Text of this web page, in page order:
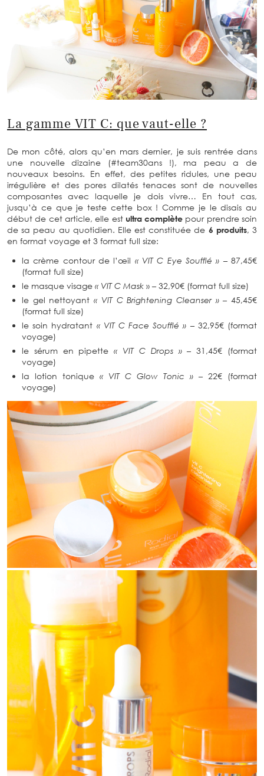
La gamme VIT C: que vaut-elle ?
De mon côté, alors qu’en mars dernier, je suis rentrée dans
une nouvelle dizaine (#team30ans !), ma peau a de
nouveaux besoins. En effet, des petites ridules, une peau
irrégulière et des pores dilatés tenaces sont de nouvelles
composantes avec laquelle je dois vivre… En tout cas,
jusqu’à ce que je teste cette box ! Comme je le disais au
début de cet article, elle est ultra complète pour prendre soin
de sa peau au quotidien. Elle est constituée de 6 produits, 3
en format voyage et 3 format full size:
la crème contour de l’œil « VIT C Eye Soufflé » – 87,45€
(format full size)
le masque visage « VIT C Mask » – 32,90€ (format full size)
le gel nettoyant« VIT C Brightening Cleanser »– 45,45€
(format full size)
le soin hydratant « VIT C Face Soufflé » – 32,95€ (format
voyage)
le sérum en pipette« VIT C Drops »– 31,45€ (format
voyage)
la lotion tonique « VIT C Glow Tonic » – 22€ (format
voyage)